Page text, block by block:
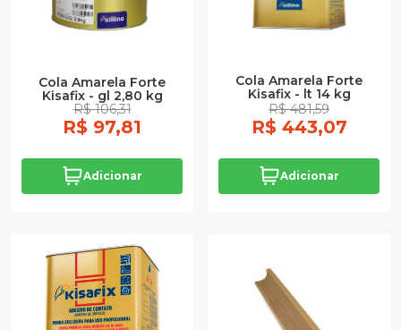
Cola Amarela Forte
Kisafix - gl 2,80 kg
R$ 106,31
R$ 97,81
Adicionar
Cola Amarela Forte
Kisafix - lt 14 kg
R$ 481,59
R$ 443,07
Adicionar